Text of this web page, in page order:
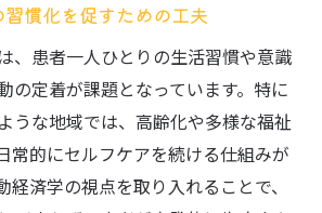
慣化を促すための工夫
、患者一人ひとりの生活習慣や意識
の定着が課題となっています。特に
うな地域では、高齢化や多様な福祉
常的にセルフケアを続ける仕組みが
経済学の視点を取り入れることで、